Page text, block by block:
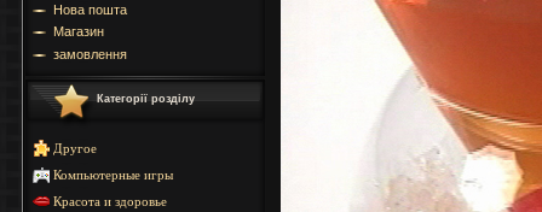
Нова пошта
Магазин
замовлення
Категорії розділу
Другое
Компьютерные игры
Красота и здоровье